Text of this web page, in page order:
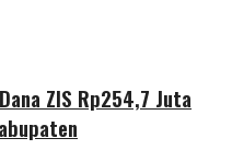
ZIS Rp254,7 Juta